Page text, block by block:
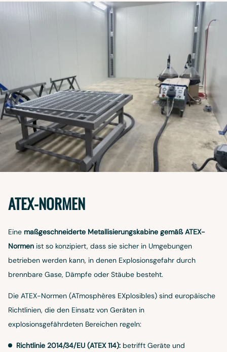
ATEX-NORMEN
Eine maßgeschneiderte Metallisierungskabine gemäß ATEX-
Normen ist so konzipiert, dass sie sicher in Umgebungen
betrieben werden kann, in denen Explosionsgefahr durch
brennbare Gase, Dämpfe oder Stäube besteht.
Die ATEX-Normen (ATmosphères EXplosibles) sind europäische
Richtlinien, die den Einsatz von Geräten in
explosionsgefährdeten Bereichen regeln:
Richtlinie 2014/34/EU (ATEX 114): betrifft Geräte und